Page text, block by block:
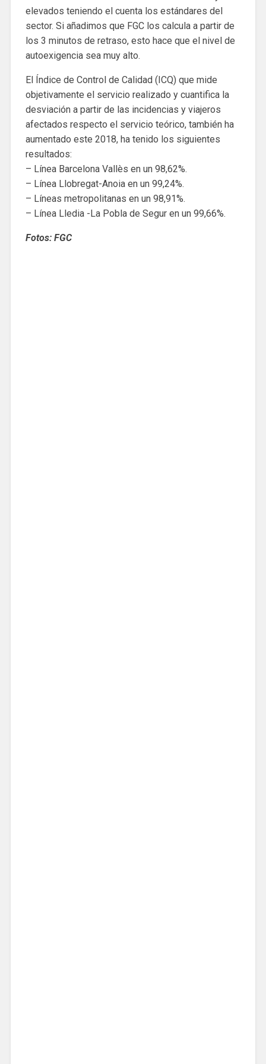
elevados teniendo el cuenta los estándares del
sector. Si añadimos que FGC los calcula a partir de
los 3 minutos de retraso, esto hace que el nivel de
autoexigencia sea muy alto.
El Índice de Control de Calidad (ICQ) que mide
objetivamente el servicio realizado y cuantifica la
desviación a partir de las incidencias y viajeros
afectados respecto el servicio teórico, también ha
aumentado este 2018, ha tenido los siguientes
resultados:
– Línea Barcelona Vallès en un 98,62%.
– Línea Llobregat-Anoia en un 99,24%.
– Líneas metropolitanas en un 98,91%.
– Línea Lledia -La Pobla de Segur en un 99,66%.
Fotos: FGC